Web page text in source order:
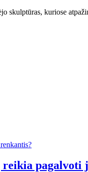
skulptūras, kuriose
pagalvoti